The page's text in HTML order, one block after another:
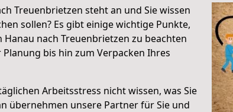
Treuenbrietzen steht an und Sie wissen
sollen? Es gibt einige wichtige Punkte,
nach Treuenbrietzen zu beachten
bis hin zum Verpacken Ihres
Arbeitsstress nicht wissen, was Sie
übernehmen unsere Partner für Sie und